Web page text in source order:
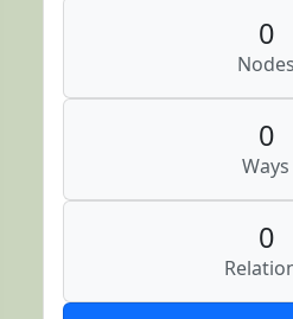
0
Nodes
0
Ways
0